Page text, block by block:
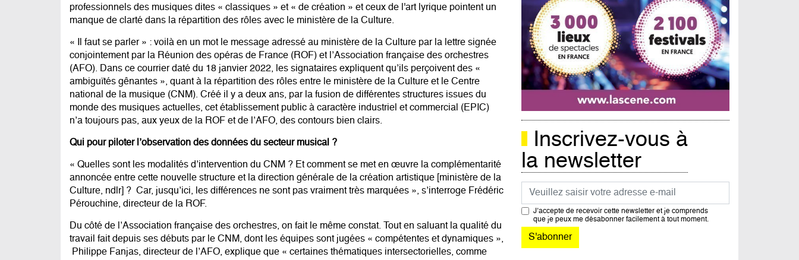
professionnels des musiques dites « classiques » et « de création » et ceux de l'art lyrique pointent un
manque de clarté dans la répartition des rôles avec le ministère de la Culture.
« Il faut se parler » : voilà en un mot le message adressé au ministère de la Culture par la lettre signée
conjointement par la Réunion des opéras de France (ROF) et l’Association française des orchestres
(AFO). Dans ce courrier daté du 18 janvier 2022, les signataires expliquent qu’ils perçoivent des «
ambiguïtés gênantes », quant à la répartition des rôles entre le ministère de la Culture et le Centre
national de la musique (CNM). Créé il y a deux ans, par la fusion de différentes structures issues du
monde des musiques actuelles, cet établissement public à caractère industriel et commercial (EPIC)
n’a toujours pas, aux yeux de la ROF et de l’AFO, des contours bien clairs.
Qui pour piloter l’observation des données du secteur musical ?
« Quelles sont les modalités d’intervention du CNM ? Et comment se met en œuvre la complémentarité
annoncée entre cette nouvelle structure et la direction générale de la création artistique [ministère de la
Culture, ndlr] ? Car, jusqu’ici, les différences ne sont pas vraiment très marquées », s’interroge Frédéric
Pérouchine, directeur de la ROF.
Du côté de l’Association française des orchestres, on fait le même constat. Tout en saluant la qualité du
travail fait depuis ses débuts par le CNM, dont les équipes sont jugées « compétentes et dynamiques »,
Philippe Fanjas, directeur de l’AFO, explique que « certaines thématiques intersectorielles, comme
Inscrivez-vous à
la newsletter
Courriel
J’accepte de recevoir cette newsletter et je comprends
que je peux me désabonner facilement à tout moment.